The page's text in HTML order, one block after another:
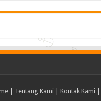
| Tentang Kami Kontak Kami